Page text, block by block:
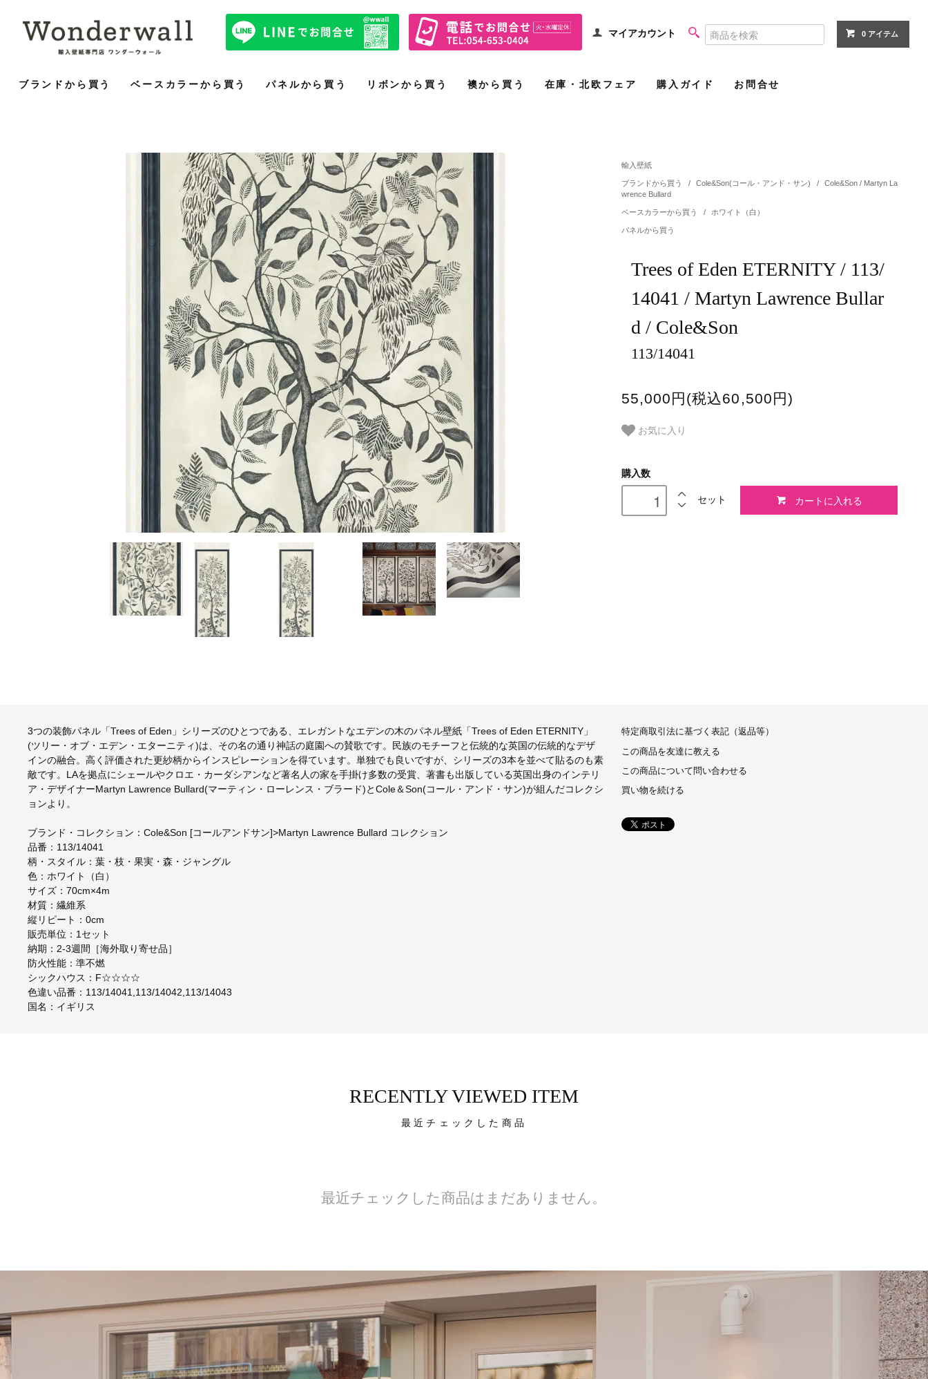
マイアカウント 0 アイテム
ブランドから買う ベースカラーから買う パネルから買う リボンから買う 襖から買う 在庫・北欧フェア 購入ガイド お問合せ
輸入壁紙
ブランドから買う / Cole&Son(コール・アンド・サン) /
Cole&Son / Martyn La
wrence Bullard
ベースカラーから買う / ホワイト（白）
パネルから買う
Trees of Eden ETERNITY / 113/
14041 / Martyn Lawrence Bullar
d / Cole&Son
113/14041
55,000円(税込60,500円)
お気に入り
購入数
セット カートに入れる
3つの装飾パネル「Trees of Eden」シリーズのひとつである、エレガントなエデンの木のパネル壁紙「Trees of Eden ETERNITY」
(ツリー・オブ・エデン・エターニティ)は、その名の通り神話の庭園への賛歌です。民族のモチーフと伝統的な英国の伝統的なデザ
インの融合。高く評価された更紗柄からインスピレーションを得ています。単独でも良いですが、シリーズの3本を並べて貼るのも素
敵です。LAを拠点にシェールやクロエ・カーダシアンなど著名人の家を手掛け多数の受賞、著書も出版している英国出身のインテリ
ア・デザイナーMartyn Lawrence Bullard(マーティン・ローレンス・ブラード)とCole＆Son(コール・アンド・サン)が組んだコレクシ
ョンより。
ブランド・コレクション：Cole&Son [コールアンドサン]>Martyn Lawrence Bullard コレクション
品番：113/14041
柄・スタイル：葉・枝・果実・森・ジャングル
色：ホワイト（白）
サイズ：70cm×4m
材質：繊維系
縦リピート：0cm
販売単位：1セット
納期：2-3週間［海外取り寄せ品］
防火性能：準不燃
シックハウス：F☆☆☆☆
色違い品番：113/14041,113/14042,113/14043
国名：イギリス
特定商取引法に基づく表記（返品等）
この商品を友達に教える
この商品について問い合わせる
買い物を続ける
RECENTLY VIEWED ITEM
最近チェックした商品
最近チェックした商品はまだありません。